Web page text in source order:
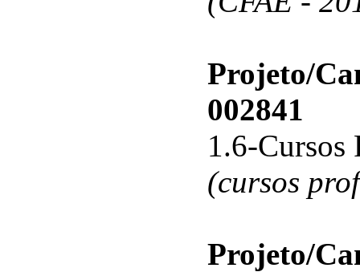
Projeto/
002841
1.6-Cursos
(cursos
Projeto/